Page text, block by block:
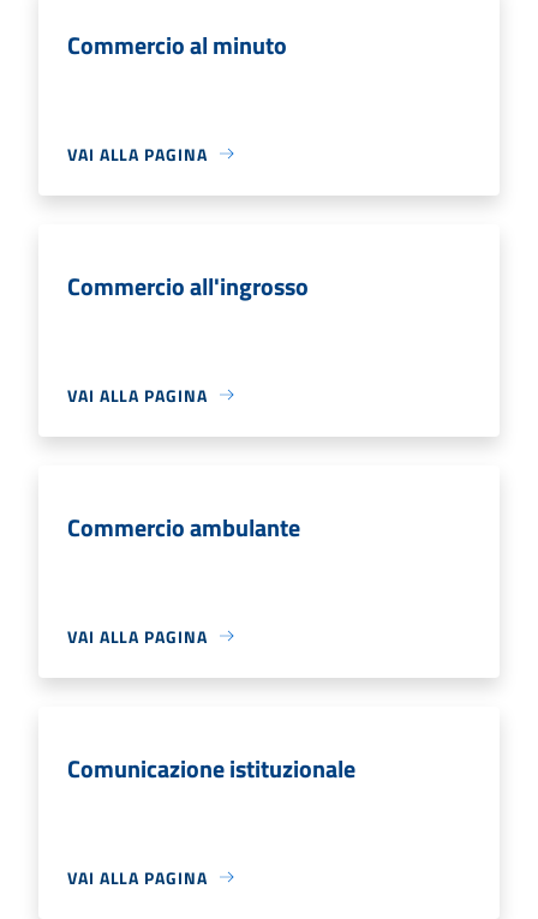
Commercio al minuto
VAI ALLA PAGINA
Commercio all'ingrosso
VAI ALLA PAGINA
Commercio ambulante
VAI ALLA PAGINA
Comunicazione istituzionale
VAI ALLA PAGINA